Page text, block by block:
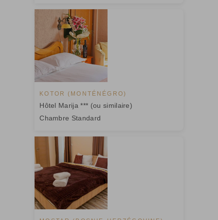
KOTOR (MONTÉNÉGRO)
Hôtel Marija *** (ou similaire)
Chambre Standard